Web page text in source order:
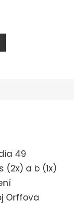
49
(2x) a b (1x)
Orffova